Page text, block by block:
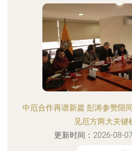
中厄合作再谱新篇 彭涛参赞陪
见厄方两大关键
更新时间：2026-08-